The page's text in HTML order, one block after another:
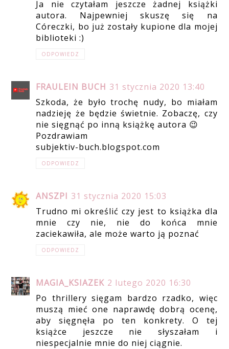
Ja nie czytałam jeszcze żadnej książki
autora. Najpewniej skuszę się na
Córeczki, bo już zostały kupione dla mojej
biblioteki :)
ODPOWIEDZ
FRAULEIN BUCH 31 stycznia 2020 13:40
Szkoda, że było trochę nudy, bo miałam
nadzieję że będzie świetnie. Zobaczę, czy
nie sięgnąć po inną książkę autora 😉
Pozdrawiam
subjektiv-buch.blogspot.com
ODPOWIEDZ
ANSZPI 31 stycznia 2020 15:03
Trudno mi określić czy jest to książka dla
mnie czy nie, nie do końca mnie
zaciekawiła, ale może warto ją poznać
ODPOWIEDZ
MAGIA_KSIAZEK 2 lutego 2020 16:30
Po thrillery sięgam bardzo rzadko, więc
muszą mieć one naprawdę dobrą ocenę,
aby sięgnęła po ten konkrety. O tej
książce jeszcze nie słyszałam i
niespecjalnie mnie do niej ciągnie.